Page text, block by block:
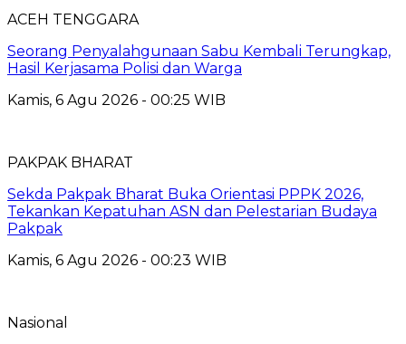
ACEH TENGGARA
Seorang Penyalahgunaan Sabu Kembali Terungkap,
Hasil Kerjasama Polisi dan Warga
Kamis, 6 Agu 2026 - 00:25 WIB
PAKPAK BHARAT
Sekda Pakpak Bharat Buka Orientasi PPPK 2026,
Tekankan Kepatuhan ASN dan Pelestarian Budaya
Pakpak
Kamis, 6 Agu 2026 - 00:23 WIB
Nasional